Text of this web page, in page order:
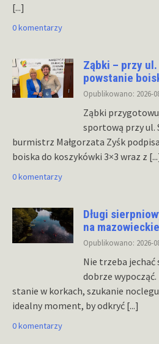
[...]
0 komentarzy
Ząbki – przy ul.
powstanie
Opublikowano: 2026-
Ząbki
sportową przy ul.
burmistrz Małgorzata Zyśk
boiska do koszykówki 3×3 wraz z
0 komentarzy
Długi
na
Opublikowano: 2026-
Nie trzeba
dobrze
stanie w korkach, szukanie
idealny moment, by odkryć [...]
0 komentarzy